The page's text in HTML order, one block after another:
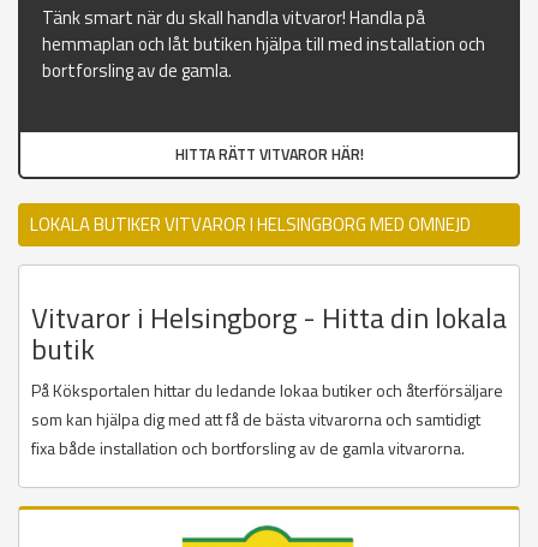
Tänk smart när du skall handla vitvaror! Handla på
hemmaplan och låt butiken hjälpa till med installation och
bortforsling av de gamla.
HITTA RÄTT VITVAROR HÄR!
LOKALA BUTIKER VITVAROR I HELSINGBORG MED OMNEJD
Vitvaror i Helsingborg - Hitta din lokala
butik
På Köksportalen hittar du ledande lokaa butiker och återförsäljare
som kan hjälpa dig med att få de bästa vitvarorna och samtidigt
fixa både installation och bortforsling av de gamla vitvarorna.